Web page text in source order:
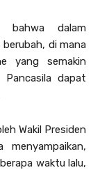
bahwa dalam
di mana
yang semakin
Pancasila dapat
Wakil Presiden
waktu lalu,